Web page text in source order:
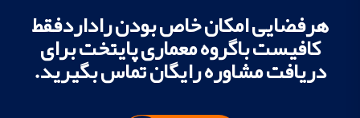
هرفضایی امکان خاص بودن راداردفقط
کافیست باگروه معماری پایتخت برای
دریافت مشاوره رایگان تماس بگیرید.